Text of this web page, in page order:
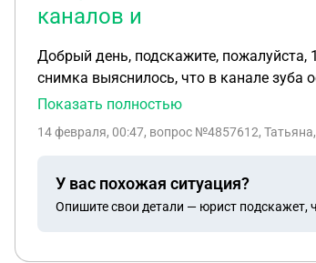
каналов и
Добрый день, подскажите, пожалуйста, 14 лет спустя лечила зубы в платной стоматологии делали чистку каналов и только недавно стал
снимка выяснилось, что в канале зуба
написать
Показать полностью
14 февраля, 00:47, вопрос №4857612,
У вас похожая ситуация?
Опишите свои детали — юрист подскажет,